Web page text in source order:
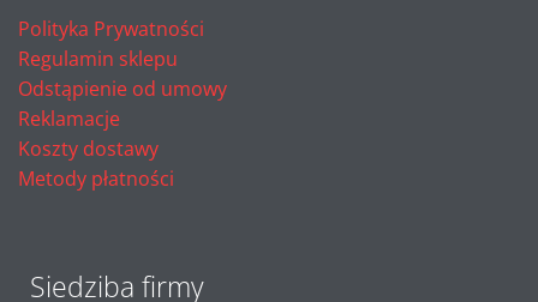
Polityka Prywatności
Regulamin sklepu
Odstąpienie od umowy
Reklamacje
Koszty dostawy
Metody płatności
Siedziba firmy